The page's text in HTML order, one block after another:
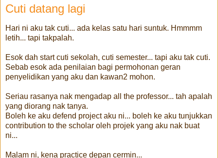
Cuti datang lagi
Hari ni aku tak cuti... ada kelas satu hari suntuk. Hmmmm
letih... tapi takpalah.
Esok dah start cuti sekolah, cuti semester... tapi aku tak cuti.
Sebab esok ada penilaian bagi permohonan geran
penyelidikan yang aku dan kawan2 mohon.
Seriau rasanya nak mengadap all the professor... tah apalah
yang diorang nak tanya.
Boleh ke aku defend project aku ni... boleh ke aku tunjukkan
contribution to the scholar oleh projek yang aku nak buat
ni...
Malam ni, kena practice depan cermin...